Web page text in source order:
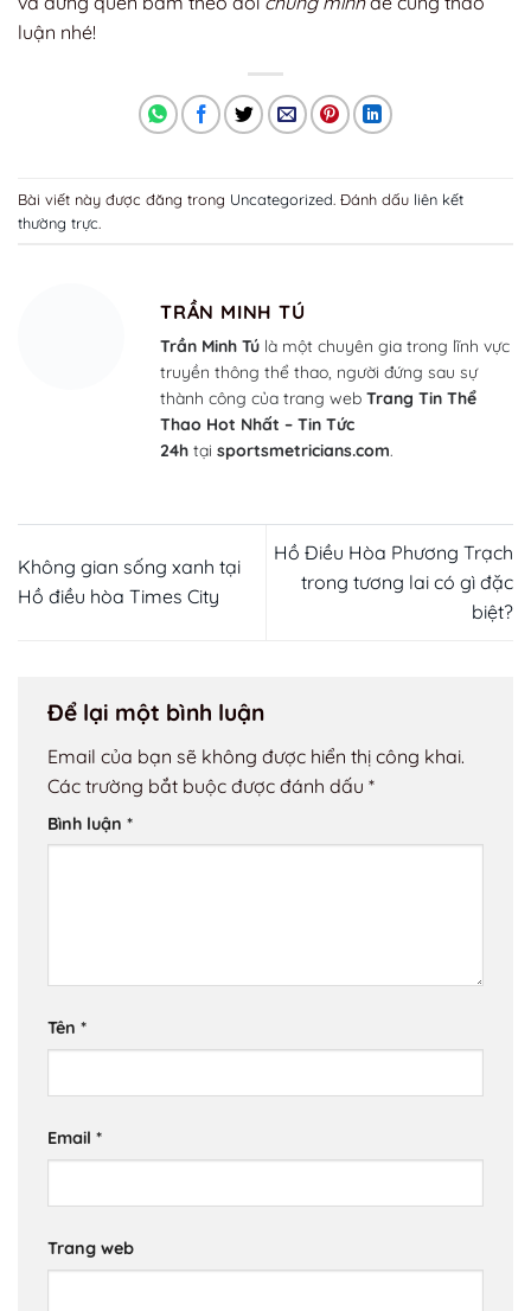
luận nhé!
Bài viết này được đăng trong Uncategorized. Đánh dấu liên kết
thường trực.
TRẦN MINH TÚ
Trần Minh Tú là một chuyên gia trong lĩnh vực
truyền thông thể thao, người đứng sau sự
thành công của trang web Trang Tin Thể
Thao Hot Nhất – Tin Tức
24h tại sportsmetricians.com.
Không gian sống xanh tại
Hồ điều hòa Times City
Hồ Điều Hòa Phương Trạch
trong tương lai có gì đặc
biệt?
Để lại một bình luận
Email của bạn sẽ không được hiển thị công khai.
Các trường bắt buộc được đánh dấu *
Bình luận *
Tên *
Email *
Trang web